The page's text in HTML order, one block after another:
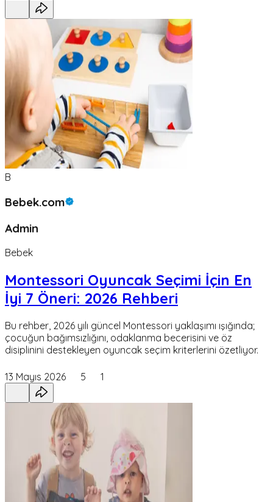
B
Bebek.com
Admin
Bebek
Montessori Oyuncak Seçimi İçin En
İyi 7 Öneri: 2026 Rehberi
Bu rehber, 2026 yılı güncel Montessori yaklaşımı ışığında;
çocuğun bağımsızlığını, odaklanma becerisini ve öz
disiplinini destekleyen oyuncak seçim kriterlerini özetliyor.
13 Mayıs 2026 5 1